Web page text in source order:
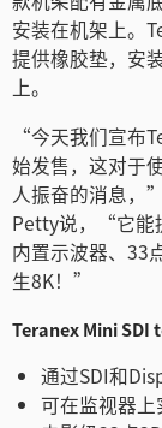
安装在机架上。
提供橡胶垫，安
上。
“今天我们宣布
始发售，这对于
人振奋的消息，
Petty说，“它能
内置示波器、33
生8K！”
Teranex Mini SDI
通过SDI和
可在监视器